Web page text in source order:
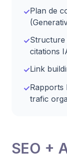
✓Plan de
✓Structure
citations
✓Link
✓Rapports
trafic
SEO +